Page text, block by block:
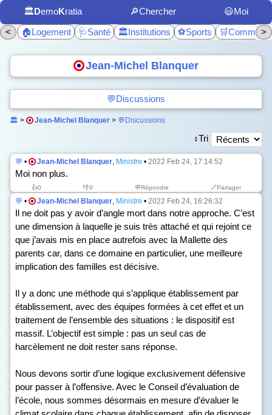
🏛️DemoKratia 🔎Chercher
😃Moi
<
🏠Logement 🩺Santé 🏛️Institutions ⚽Sports >
Jean-Michel Blanquer
💬Discussions
🏛️ > Jean-Michel Blanquer > 💬Discussions
↕️Tri
💬 • Jean-Michel Blanquer, Ministre • 2022 Feb 24, 17:14:52
Moi non plus.
👍0 👎0 💬Répondre 🔗Partager
💬 • Jean-Michel Blanquer, Ministre • 2022 Feb 24, 16:26:32
Il ne doit pas y avoir d’angle mort dans notre approche. C’est
une dimension à laquelle je suis très attaché et qui rejoint ce
que j’avais mis en place autrefois avec la Mallette des
parents car, dans ce domaine en particulier, une meilleure
implication des familles est décisive.
Il y a donc une méthode qui s’applique établissement par
établissement, avec des équipes formées à cet effet et un
traitement de l’ensemble des situations : le dispositif est
massif. L’objectif est simple : pas un seul cas de
harcèlement ne doit rester sans réponse.
Nous devons sortir d’une logique exclusivement défensive
pour passer à l’offensive. Avec le Conseil d’évaluation de
l’école, nous sommes désormais en mesure d’évaluer le